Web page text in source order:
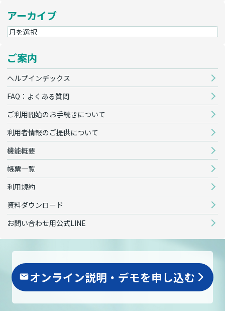
アーカイブ
ご案内
ヘルプインデックス
FAQ：よくある質問
ご利用開始のお手続きについて
利用者情報のご提供について
機能概要
帳票一覧
利用規約
資料ダウンロード
お問い合わせ用公式LINE
オンライン説明・デモを申し込む arrow_forward_ios